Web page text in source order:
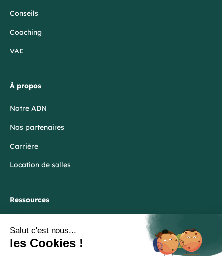
Conseils
Coaching
VAE
À propos
Notre ADN
Nos partenaires
Carrière
Location de salles
Ressources
FAQ